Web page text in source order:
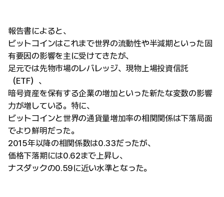
報告書によると、
ビットコインはこれまで世界の流動性や半減期といった固
有要因の影響を主に受けてきたが、
足元では先物市場のレバレッジ、現物上場投資信託
（ETF）、
暗号資産を保有する企業の増加といった新たな変数の影響
力が増している。特に、
ビットコインと世界の通貨量増加率の相関関係は下落局面
でより鮮明だった。
2015年以降の相関係数は0.33だったが、
価格下落期には0.62まで上昇し、
ナスダックの0.59に近い水準となった。